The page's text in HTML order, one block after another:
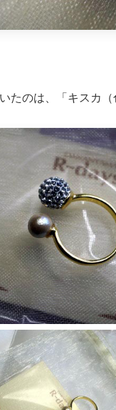
たのは、「キスカ